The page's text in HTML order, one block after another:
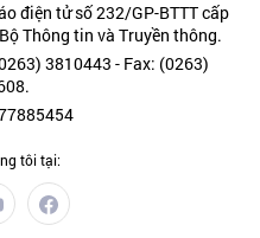
điện tử số 232/GP-BTTT cấp
Thông tin và Truyền thông.
3810443 - Fax: (0263)
tôi tại: